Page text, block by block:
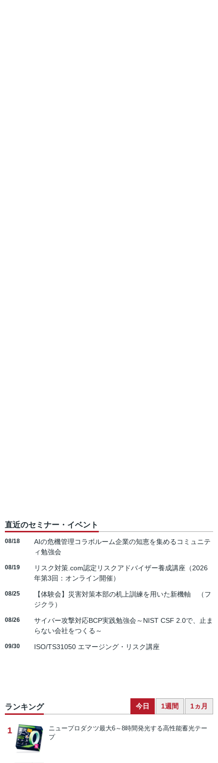
直近のセミナー・イベント
08/18
AIの危機管理コラボルーム企業の知恵を集めるコミュニテ
ィ勉強会
08/19
リスク対策.com認定リスクアドバイザー養成講座（2026
年第3回：オンライン開催）
08/25
【体験会】災害対策本部の机上訓練を用いた新機軸 （フ
ジクラ）
08/26
サイバー攻撃対応BCP実践勉強会～NIST CSF 2.0で、止ま
らない会社をつくる～
09/30 ISO/TS31050 エマージング・リスク講座
ランキング 今日 1週間 1ヵ月
1 ニュープロダクツ最大6～8時間発光する高性能蓄光テー
プ